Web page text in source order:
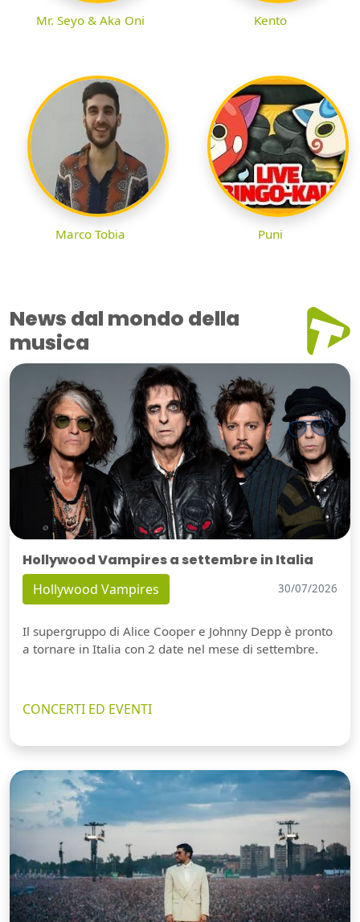
Mr. Seyo & Aka Oni Kento
Marco Tobia Puni
News dal mondo della
musica
Hollywood Vampires a settembre in Italia
Hollywood Vampires 30/07/2026
Il supergruppo di Alice Cooper e Johnny Depp è pronto
a tornare in Italia con 2 date nel mese di settembre.
CONCERTI ED EVENTI